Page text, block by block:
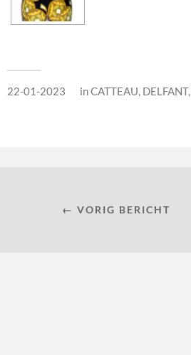
22-01-2023 inCATTEAU, DELFANT,
← VORIG BERICHT